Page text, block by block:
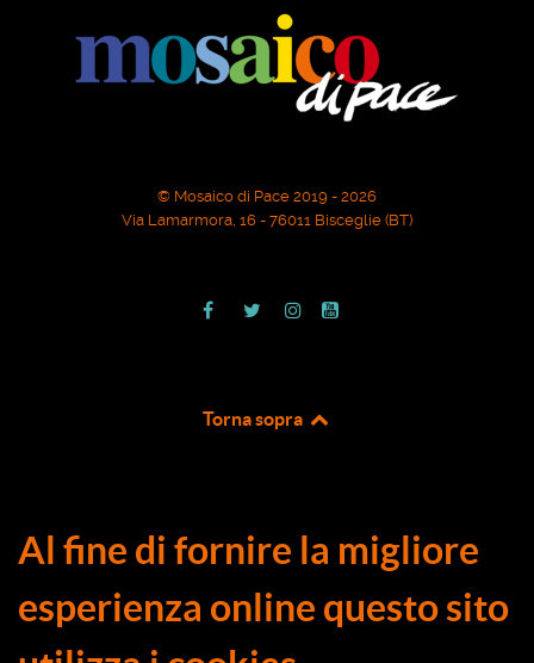
© Mosaico di Pace 2019 - 2026
Via Lamarmora, 16 - 76011 Bisceglie (BT)
Torna sopra
Al fine di fornire la migliore
esperienza online questo sito